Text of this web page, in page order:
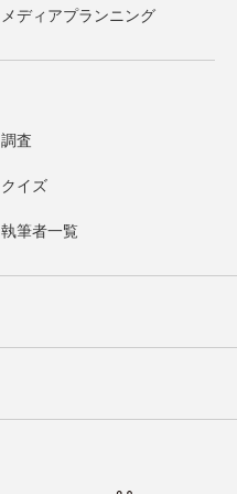
メディアプランニング
調査
クイズ
執筆者一覧